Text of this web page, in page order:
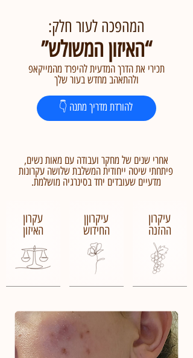
המהפכה לעור חלק:
“האיזון המשולש”
תכירי את הדרך המדעית להיפרד מהמייקאפ
ולהתאהב מחדש בעור שלך
👇 להורדת מדריך מתנה
עיקרון
ההזנה
עיקרוןן
החידוש
עקרון
האיזון
אחרי שנים של מחקר ועבודה עם מאות נשים,
פיתחתי שיטה ייחודית המשלבת שלושה עקרונות
מדעיים שעובדים יחד בסינרגיה מושלמת.